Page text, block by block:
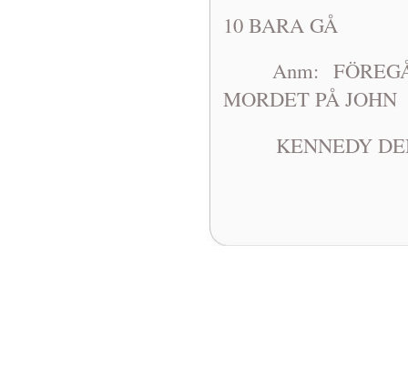
10 BARA
Anm:
MORDET PÅ JOHN
KENNEDY DEN